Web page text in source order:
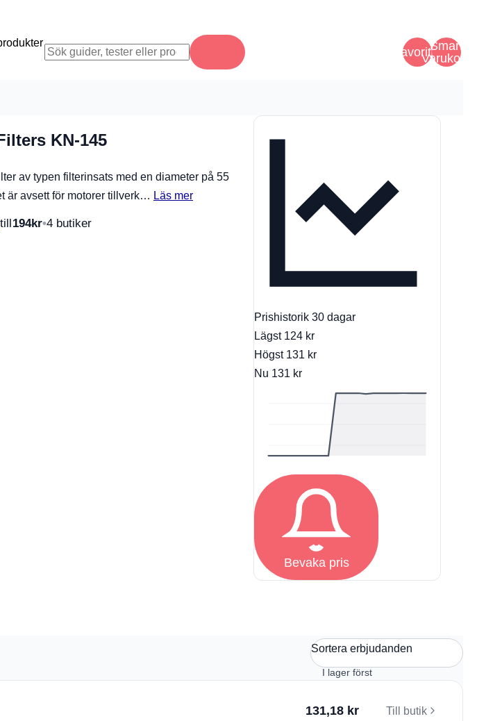
FavoriterSmart
Varukorg
KN-145
av typen filterinsats med en diameter på 55
är avsett för motorer tillverk… Läs mer
till194kr 4 butiker
Prishistorik 30 dagar
Lägst 124 kr
Högst 131 kr
Nu 131 kr
Bevaka pris
Sortera erbjudanden
131,18 kr Till butik